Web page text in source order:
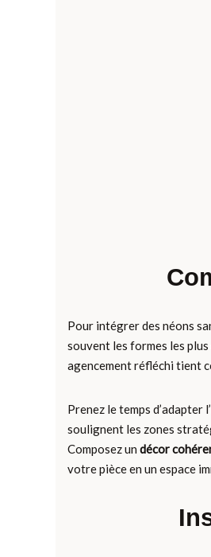
Pour intégrer des néons
souvent les formes les
agencement réfléchi tient
Prenez le temps
soulignent les zones
Composez un décor
votre pièce en un espace